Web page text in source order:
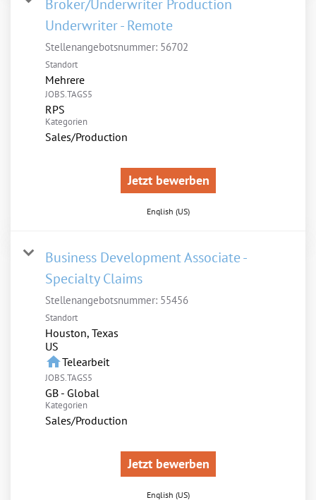
Broker/Underwriter Production
Underwriter - Remote
Stellenangebotsnummer: 56702
Standort
Mehrere
JOBS.TAGS5
RPS
Kategorien
Sales/Production
Jetzt bewerben
English (US)
Business Development Associate -
Specialty Claims
Stellenangebotsnummer: 55456
Standort
Houston, Texas
homeTelearbeit
JOBS.TAGS5
GB - Global
Kategorien
Sales/Production
Jetzt bewerben
English (US)